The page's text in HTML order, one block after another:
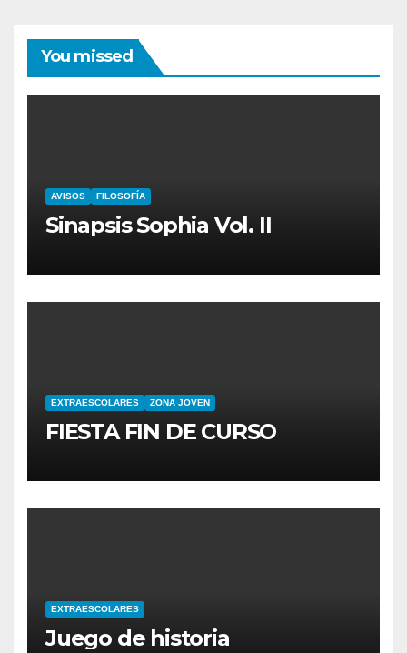
You missed
AVISOS FILOSOFÍA
Sinapsis Sophia Vol. II
EXTRAESCOLARES ZONA JOVEN
FIESTA FIN DE CURSO
EXTRAESCOLARES
Juego de historia